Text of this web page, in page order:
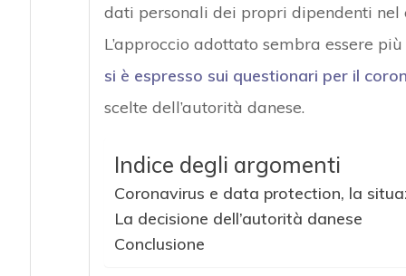
dati personali dei propri dipendenti
L’approccio adottato sembra essere
si è espresso sui questionari per il
scelte dell’autorità danese.
Indice degli argomenti
Coronavirus e data protection, la
La decisione dell’autorità danese
Conclusione